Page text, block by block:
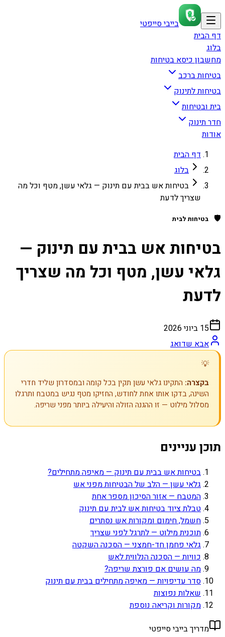
בייבי סייפטי
דף הבית
בלוג
מחשבון כיסא בטיחות
בטיחות ברכב
בטיחות לתינוק
בית ובטיחות
חדר תינוק
אודות
דף הבית
בלוג
בטיחות אש בבית עם תינוק — גלאי עשן, מטף וכל מה
שצריך לדעת
🛡️
בטיחות לבית
בטיחות אש בבית עם תינוק —
גלאי עשן, מטף וכל מה שצריך
לדעת
15 ביוני 2026
אבא שדואג
💡
בקצרה: התקינו גלאי עשן תקין בכל קומה ובמסדרון שליד חדרי
השינה, בדקו אותו אחת לחודש, החזיקו מטף נגיש במטבח ותרגלו
מסלול מילוט — זו ההגנה הזולה והיעילה ביותר מפני שריפה.
תוכן עניינים
בטיחות אש בבית עם תינוק — מאיפה מתחילים?
גלאי עשן — הלב של הבטיחות מפני אש
המטבח — אזור הסיכון מספר אחת
טבלת ציוד בטיחות אש לבית עם תינוק
חשמל, חימום ומקורות אש נסתרים
תוכנית מילוט — לתרגל לפני שצריך
גלאי פחמן חד-חמצני — הסכנה השקטה
כוויות — הסכנה הנלווית לאש
מה עושים אם פורצת שריפה?
סדר עדיפויות — מאיפה מתחילים בבית עם תינוק
שאלות נפוצות
מקורות וקריאה נוספת
מדריך בייבי סייפטי